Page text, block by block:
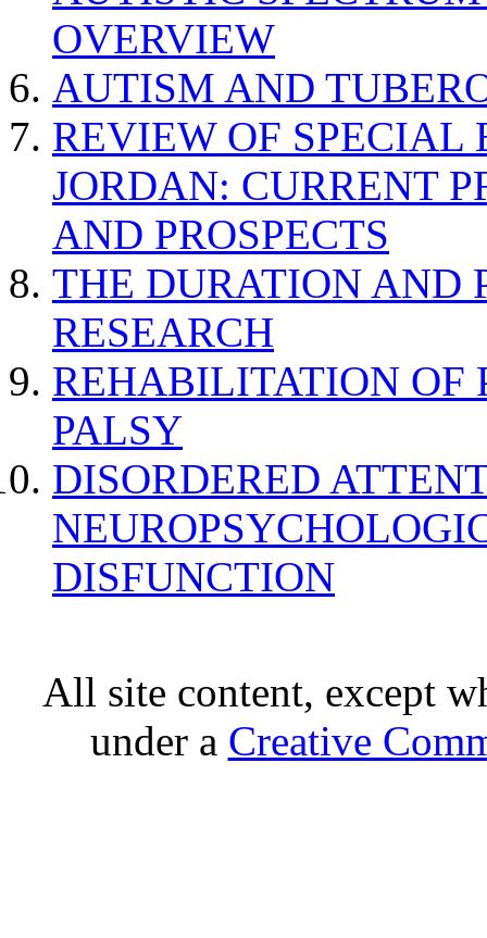
OVERVIEW
AUTISM AND
REVIEW OF SPECIAL
JORDAN: CURRENT
AND PROSPECTS
THE DURATION AND
RESEARCH
REHABILITATION OF
PALSY
DISORDERED
DISFUNCTION
All site content, except
under a Creative